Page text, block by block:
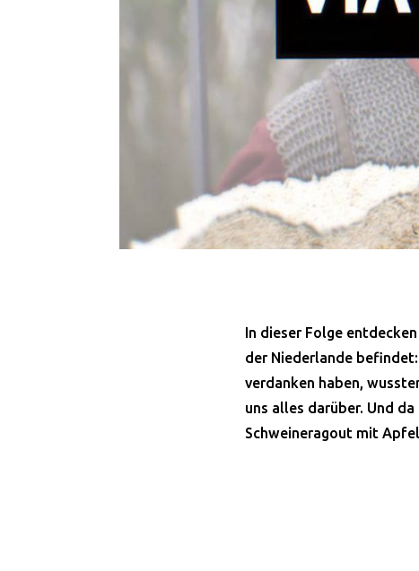
In dieser Folge
der Niederlande
verdanken haben,
uns alles darüber. Und
Schweineragout mit